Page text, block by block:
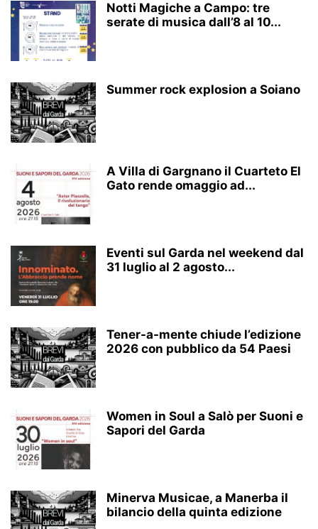
Notti Magiche a Campo: tre
serate di musica dall’8 al 10...
Summer rock explosion a Soiano
A Villa di Gargnano il Cuarteto El
Gato rende omaggio ad...
Eventi sul Garda nel weekend dal
31 luglio al 2 agosto...
Tener-a-mente chiude l’edizione
2026 con pubblico da 54 Paesi
Women in Soul a Salò per Suoni e
Sapori del Garda
Minerva Musicae, a Manerba il
bilancio della quinta edizione